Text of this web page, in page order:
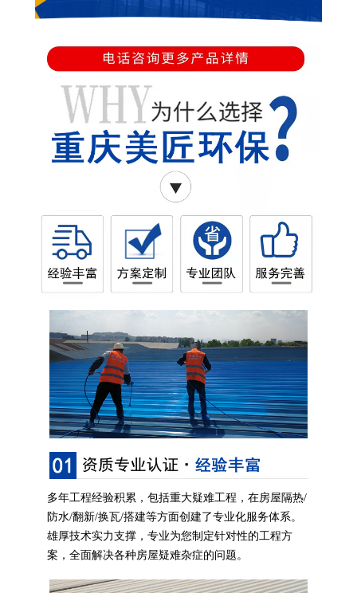
多年工程经验积累，包括重大疑难工程，在房屋隔热/
防水/翻新/换瓦/搭建等方面创建了专业化服务体系。
雄厚技术实力支撑，专业为您制定针对性的工程方
案，全面解决各种房屋疑难杂症的问题。